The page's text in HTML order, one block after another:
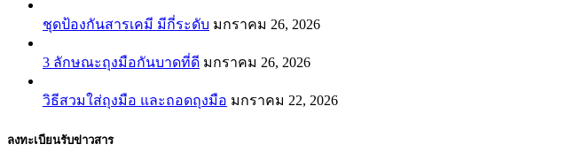
ชุดป้องกันสารเคมี มีกี่ระดับ มกราคม 26, 2026
3 ลักษณะถุงมือกันบาดที่ดี มกราคม 26, 2026
วิธีสวมใส่ถุงมือ และถอดถุงมือ มกราคม 22, 2026
ลงทะเบียนรับข่าวสาร